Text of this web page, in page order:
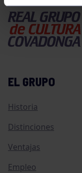
EL GRUPO
Historia
Distinciones
Ventajas
Empleo